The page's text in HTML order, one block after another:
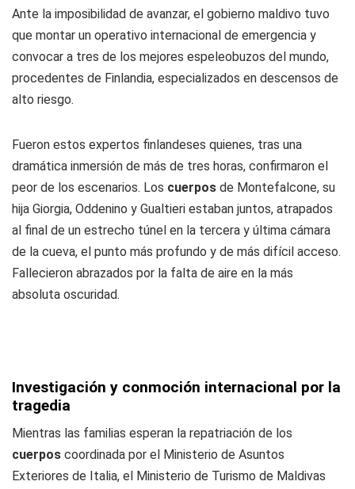
Ante la imposibilidad de avanzar, el gobierno maldivo tuvo
que montar un operativo internacional de emergencia y
convocar a tres de los mejores espeleobuzos del mundo,
procedentes de Finlandia, especializados en descensos de
alto riesgo.
Fueron estos expertos finlandeses quienes, tras una
dramática inmersión de más de tres horas, confirmaron el
peor de los escenarios. Los cuerpos de Montefalcone, su
hija Giorgia, Oddenino y Gualtieri estaban juntos, atrapados
al final de un estrecho túnel en la tercera y última cámara
de la cueva, el punto más profundo y de más difícil acceso.
Fallecieron abrazados por la falta de aire en la más
absoluta oscuridad.
Investigación y conmoción internacional por la
tragedia
Mientras las familias esperan la repatriación de los
cuerpos coordinada por el Ministerio de Asuntos
Exteriores de Italia, el Ministerio de Turismo de Maldivas